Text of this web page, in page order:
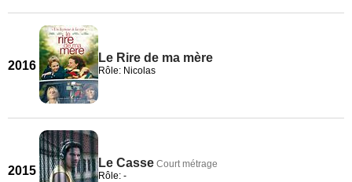
2016
Le Rire de ma mère
Rôle: Nicolas
2015
Le Casse Court métrage
Rôle: -